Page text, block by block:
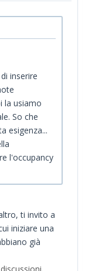
inserire
la usiamo
So che
esigenza...
l'occupancy
ti invito a
iniziare una
già